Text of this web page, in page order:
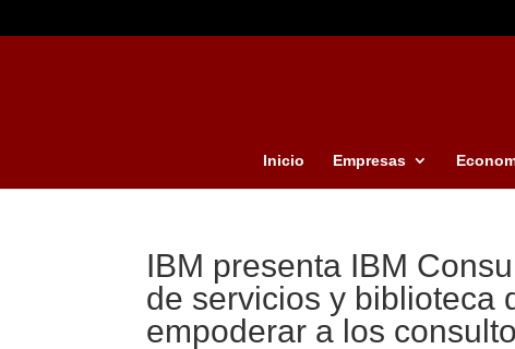
Inicio Empresas
IBM presenta IBM
de servicios y biblioteca
empoderar a los